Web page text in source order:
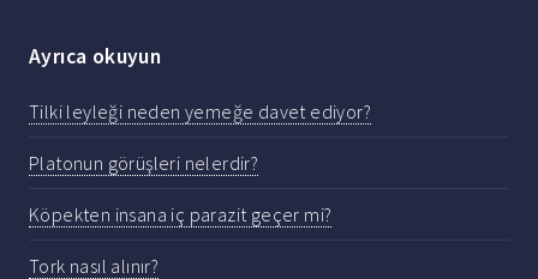
Ayrıca okuyun
Tilki leyleği neden yemeğe davet ediyor?
Platonun görüşleri nelerdir?
Köpekten insana iç parazit geçer mi?
Tork nasıl alınır?